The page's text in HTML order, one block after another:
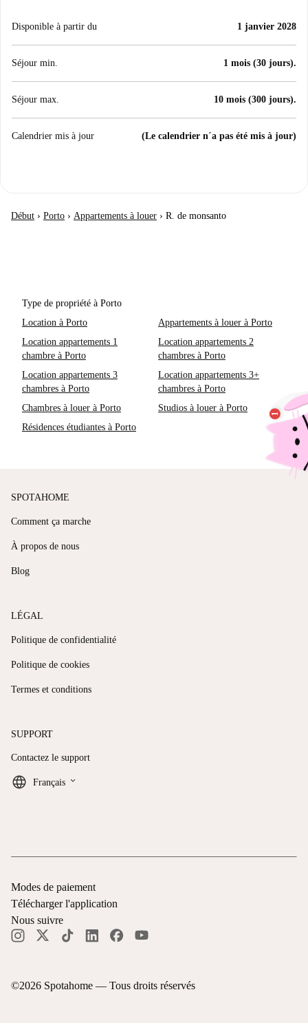
Disponible à partir du 1 janvier 2028
Séjour min. 1 mois (30 jours).
Séjour max. 10 mois (300 jours).
Calendrier mis à jour (Le calendrier n´a pas été mis à jour)
Début › Porto › Appartements à louer › R. de monsanto
Type de propriété à Porto
Location à Porto
Appartements à louer à Porto
Location appartements 1
chambre à Porto
Location appartements 2
chambres à Porto
Location appartements 3
chambres à Porto
Location appartements 3+
chambres à Porto
Chambres à louer à Porto
Studios à louer à Porto
Résidences étudiantes à Porto
SPOTAHOME
Comment ça marche
À propos de nous
Blog
LÉGAL
Politique de confidentialité
Politique de cookies
Termes et conditions
SUPPORT
Contactez le support
Français keyboard_arrow_down
©2026 Spotahome — Tous droits réservés
Modes de paiement
Télécharger l'application
Nous suivre